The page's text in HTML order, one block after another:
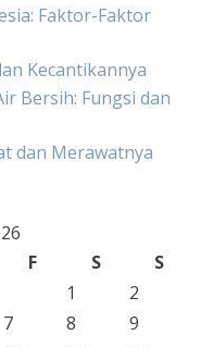
Faktor-Faktor
Kecantikannya
Bersih: Fungsi dan
dan Merawatnya
F S
S
1
2
7 8
9